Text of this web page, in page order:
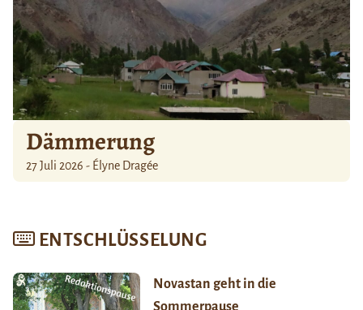
Dämmerung
27 Juli 2026 - Élyne Dragée
ENTSCHLÜSSELUNG
Novastan geht in die
Sommerpause